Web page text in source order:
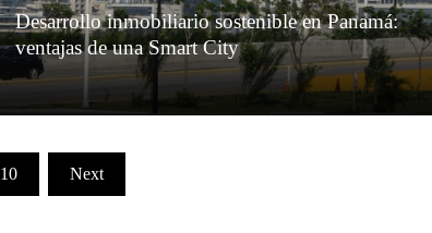
Desarrollo inmobiliario sostenible en Panamá:
ventajas de una Smart City
Leer más
10 Next